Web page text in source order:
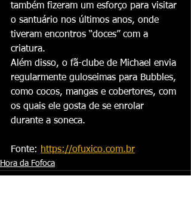
também fizeram um esforço para visitar
o santuário nos últimos anos, onde
tiveram encontros “doces” com a
criatura.
Além disso, o fã-clube de Michael envia
regularmente guloseimas para Bubbles,
como cocos, mangas e cobertores, com
os quais ele gosta de se enrolar
durante a soneca.
Fonte: https://ofuxico.com.br
Hora da Fofoca